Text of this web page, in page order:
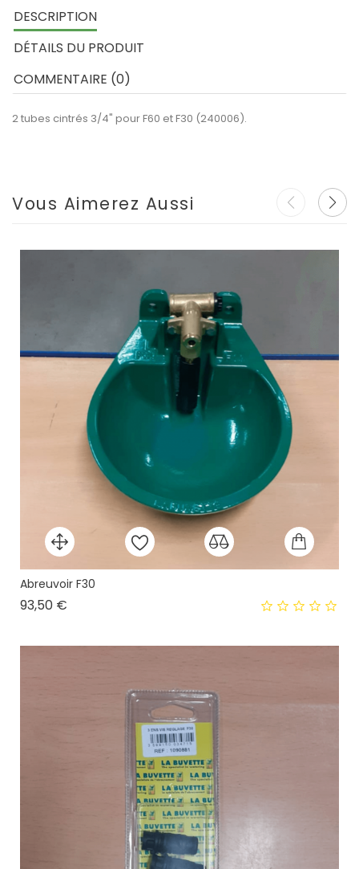
DESCRIPTION
DÉTAILS DU PRODUIT
COMMENTAIRE (0)
2 tubes cintrés 3/4" pour F60 et F30 (240006).
Vous Aimerez Aussi
Abreuvoir F30
93,50 €